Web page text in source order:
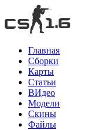
Главная
Сборки
Карты
Статьи
ВИдео
Модели
Скины
Файлы